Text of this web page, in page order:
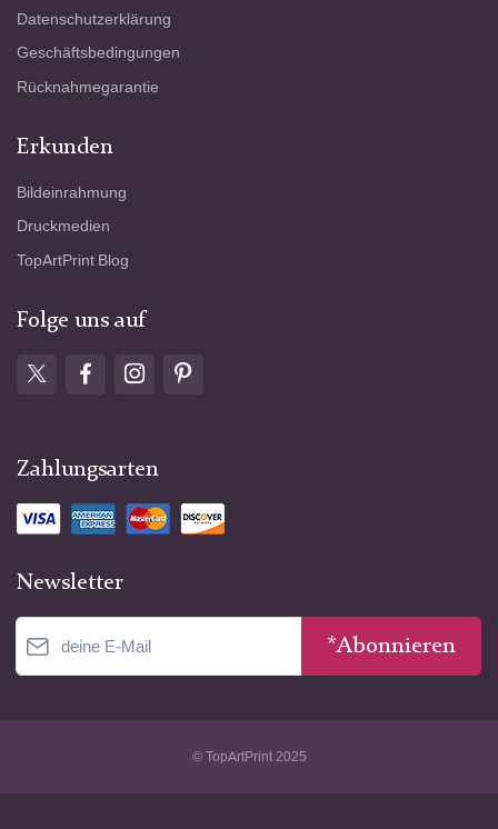
Datenschutzerklärung
Geschäftsbedingungen
Rücknahmegarantie
Erkunden
Bildeinrahmung
Druckmedien
TopArtPrint Blog
Folge uns auf
Zahlungsarten
Newsletter
*Abonnieren
© TopArtPrint 2025